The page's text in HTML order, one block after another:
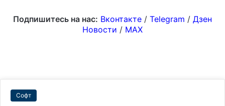
Подпишитесь на нас: Вконтакте / Telegram / Дзен
Новости / MAX